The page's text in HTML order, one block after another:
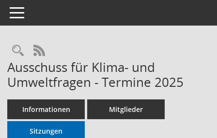
Toggle navigation
RSS-Feed
Ausschuss für Klima- und
Umweltfragen - Termine 2025
Informationen Mitglieder
Sitzungen